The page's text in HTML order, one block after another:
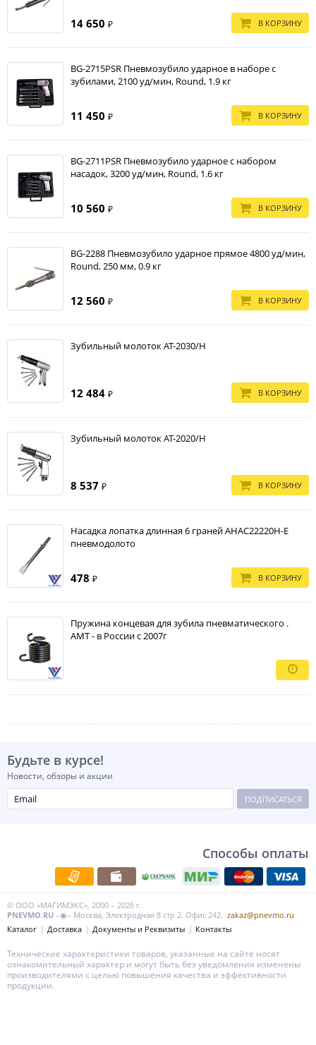
14 650 ₽ В КОРЗИНУ
BG-2715PSR Пневмозубило ударное в наборе с
зубилами, 2100 уд/мин, Round, 1.9 кг
11 450 ₽ В КОРЗИНУ
BG-2711PSR Пневмозубило ударное с набором
насадок, 3200 уд/мин, Round, 1.6 кг
10 560 ₽ В КОРЗИНУ
BG-2288 Пневмозубило ударное прямое 4800 уд/мин,
Round, 250 мм, 0.9 кг
12 560 ₽ В КОРЗИНУ
Зубильный молоток АТ-2030/Н
12 484 ₽ В КОРЗИНУ
Зубильный молоток АТ-2020/Н
8 537 ₽ В КОРЗИНУ
Насадка лопатка длинная 6 граней AHAC22220H-E
пневмодолото
478 ₽ В КОРЗИНУ
Пружина концевая для зубила пневматического .
АМТ - в России с 2007г
Будьте в курсе!
Новости, обзоры и акции
ПОДПИСАТЬСЯ
Способы оплаты
© ООО «МАГИМЭКС», 2000 – 2026 г.
PNEVMO.RU –◉– Москва, Электродная 8 стр 2. Офис 242. zakaz@pnevmo.ru
Каталог
Доставка Документы и Реквизиты Контакты
Технические характеристики товаров, указанные на сайте носят
ознакомительный характер и могут быть без уведомления изменены
производителями с целью повышения качества и эффективности
продукции.